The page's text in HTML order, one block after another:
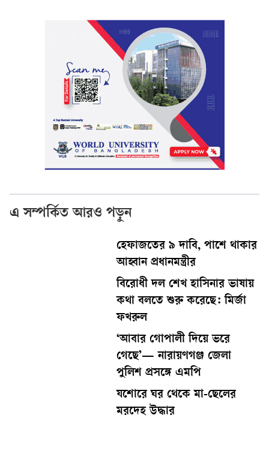
এ সম্পর্কিত আরও পড়ুন
হেফাজতের ৯ দাবি, পাশে থাকার
আহ্বান প্রধানমন্ত্রীর
বিরোধী দল শেখ হাসিনার ভাষায়
কথা বলতে শুরু করেছে: মির্জা
ফখরুল
‘আবার গোপালী দিয়ে ভরে
গেছে’— নারায়ণগঞ্জ জেলা
পুলিশ প্রসঙ্গে এমপি
যশোরে ঘর থেকে মা-ছেলের
মরদেহ উদ্ধার